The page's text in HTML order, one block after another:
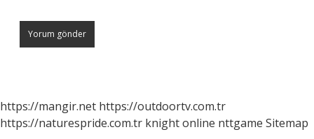
https://mangir.net https://outdoortv.com.tr
https://naturespride.com.tr knight online nttgame Sitemap